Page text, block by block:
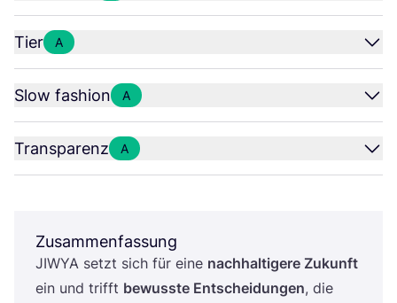
Tier A
Slow fashion A
Transparenz A
Zusammenfassung
JIWYA setzt sich für eine nach­hal­ti­ge­re Zukunft
ein und trifft bewuss­te Ent­schei­dun­gen, die